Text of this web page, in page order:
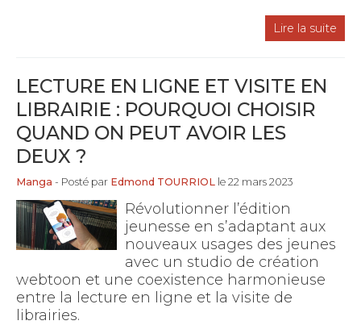
Lire la suite
LECTURE EN LIGNE ET VISITE EN
LIBRAIRIE : POURQUOI CHOISIR
QUAND ON PEUT AVOIR LES
DEUX ?
Manga - Posté par Edmond TOURRIOL le 22 mars 2023
Révolutionner l’édition
jeunesse en s’adaptant aux
nouveaux usages des jeunes
avec un studio de création
webtoon et une coexistence harmonieuse
entre la lecture en ligne et la visite de
librairies.